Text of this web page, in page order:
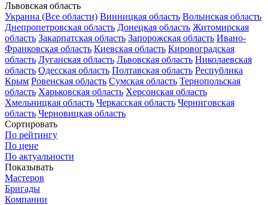
Львовская область
Украина (Все области) Винницкая область Волынская область
Днепропетровская область Донецкая область Житомирская
область Закарпатская область Запорожская область Ивано-
Франковская область Киевская область Кировоградская
область Луганская область Львовская область Николаевская
область Одесская область Полтавская область Республика
Крым Ровенская область Сумская область Тернопольская
область Харьковская область Херсонская область
Хмельницкая область Черкасская область Черниговская
область Черновицкая область
Сортировать
По рейтингу
По цене
По актуальности
Показывать
Мастеров
Бригады
Компании